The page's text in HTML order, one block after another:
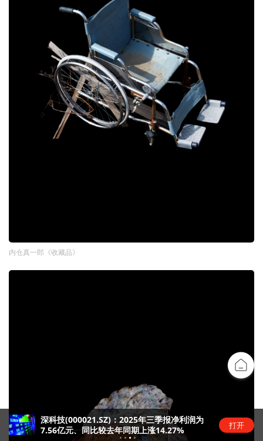
内仓真一郎《收藏品》
深科技(000021.SZ)：2025年三季报净利润为
7.56亿元、同比较去年同期上涨14.27%
打开